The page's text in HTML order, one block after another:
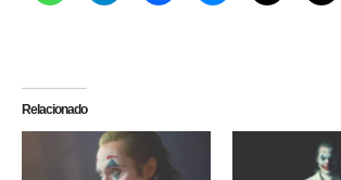
Relacionado